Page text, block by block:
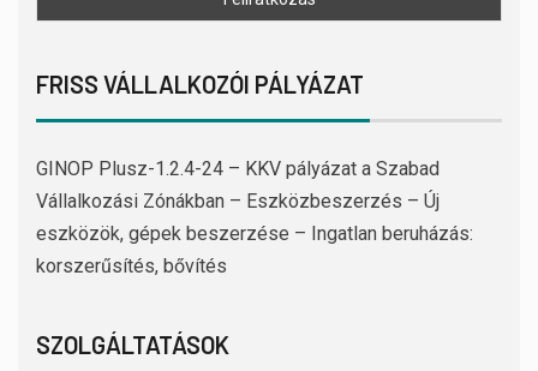
FRISS VÁLLALKOZÓI PÁLYÁZAT
GINOP Plusz-1.2.4-24 – KKV pályázat a Szabad
Vállalkozási Zónákban – Eszközbeszerzés – Új
eszközök, gépek beszerzése – Ingatlan beruházás:
korszerűsítés, bővítés
SZOLGÁLTATÁSOK